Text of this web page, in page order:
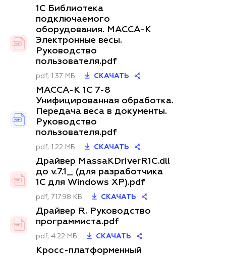
1С Библиотека
подключаемого
оборудования. МАССА-К
Электронные весы.
Руководство
пользователя.pdf
pdf, 1.37 МБ СКАЧАТЬ
МАССА-К 1C 7-8
Унифицированная обработка.
Передача веса в документы.
Руководство
пользователя.pdf
pdf, 1.22 МБ СКАЧАТЬ
Драйвер MassaKDriverR1C.dll
до v.7.1_ (для разработчика
1С для Windows XP).pdf
pdf, 717.98 КБ СКАЧАТЬ
Драйвер R. Руководство
программиста.pdf
pdf, 4.22 МБ СКАЧАТЬ
Кросс-платформенный